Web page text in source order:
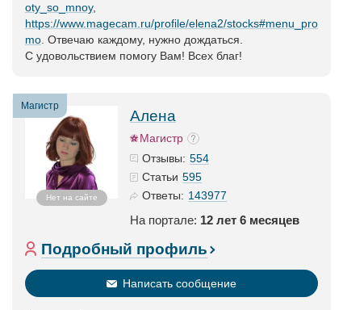
oty_so_mnoy,
https://www.magecam.ru/profile/elena2/stocks#menu_pro
mo . Отвечаю каждому, нужно дождаться.
С удовольствием помогу Вам! Всех благ!
Магистр
Нет на сайте
Алена
Магистр
Отзывы: 554
Статьи 595
Ответы: 143977
На портале: 12 лет 6 месяцев
Подробный профиль
Написать сообщение